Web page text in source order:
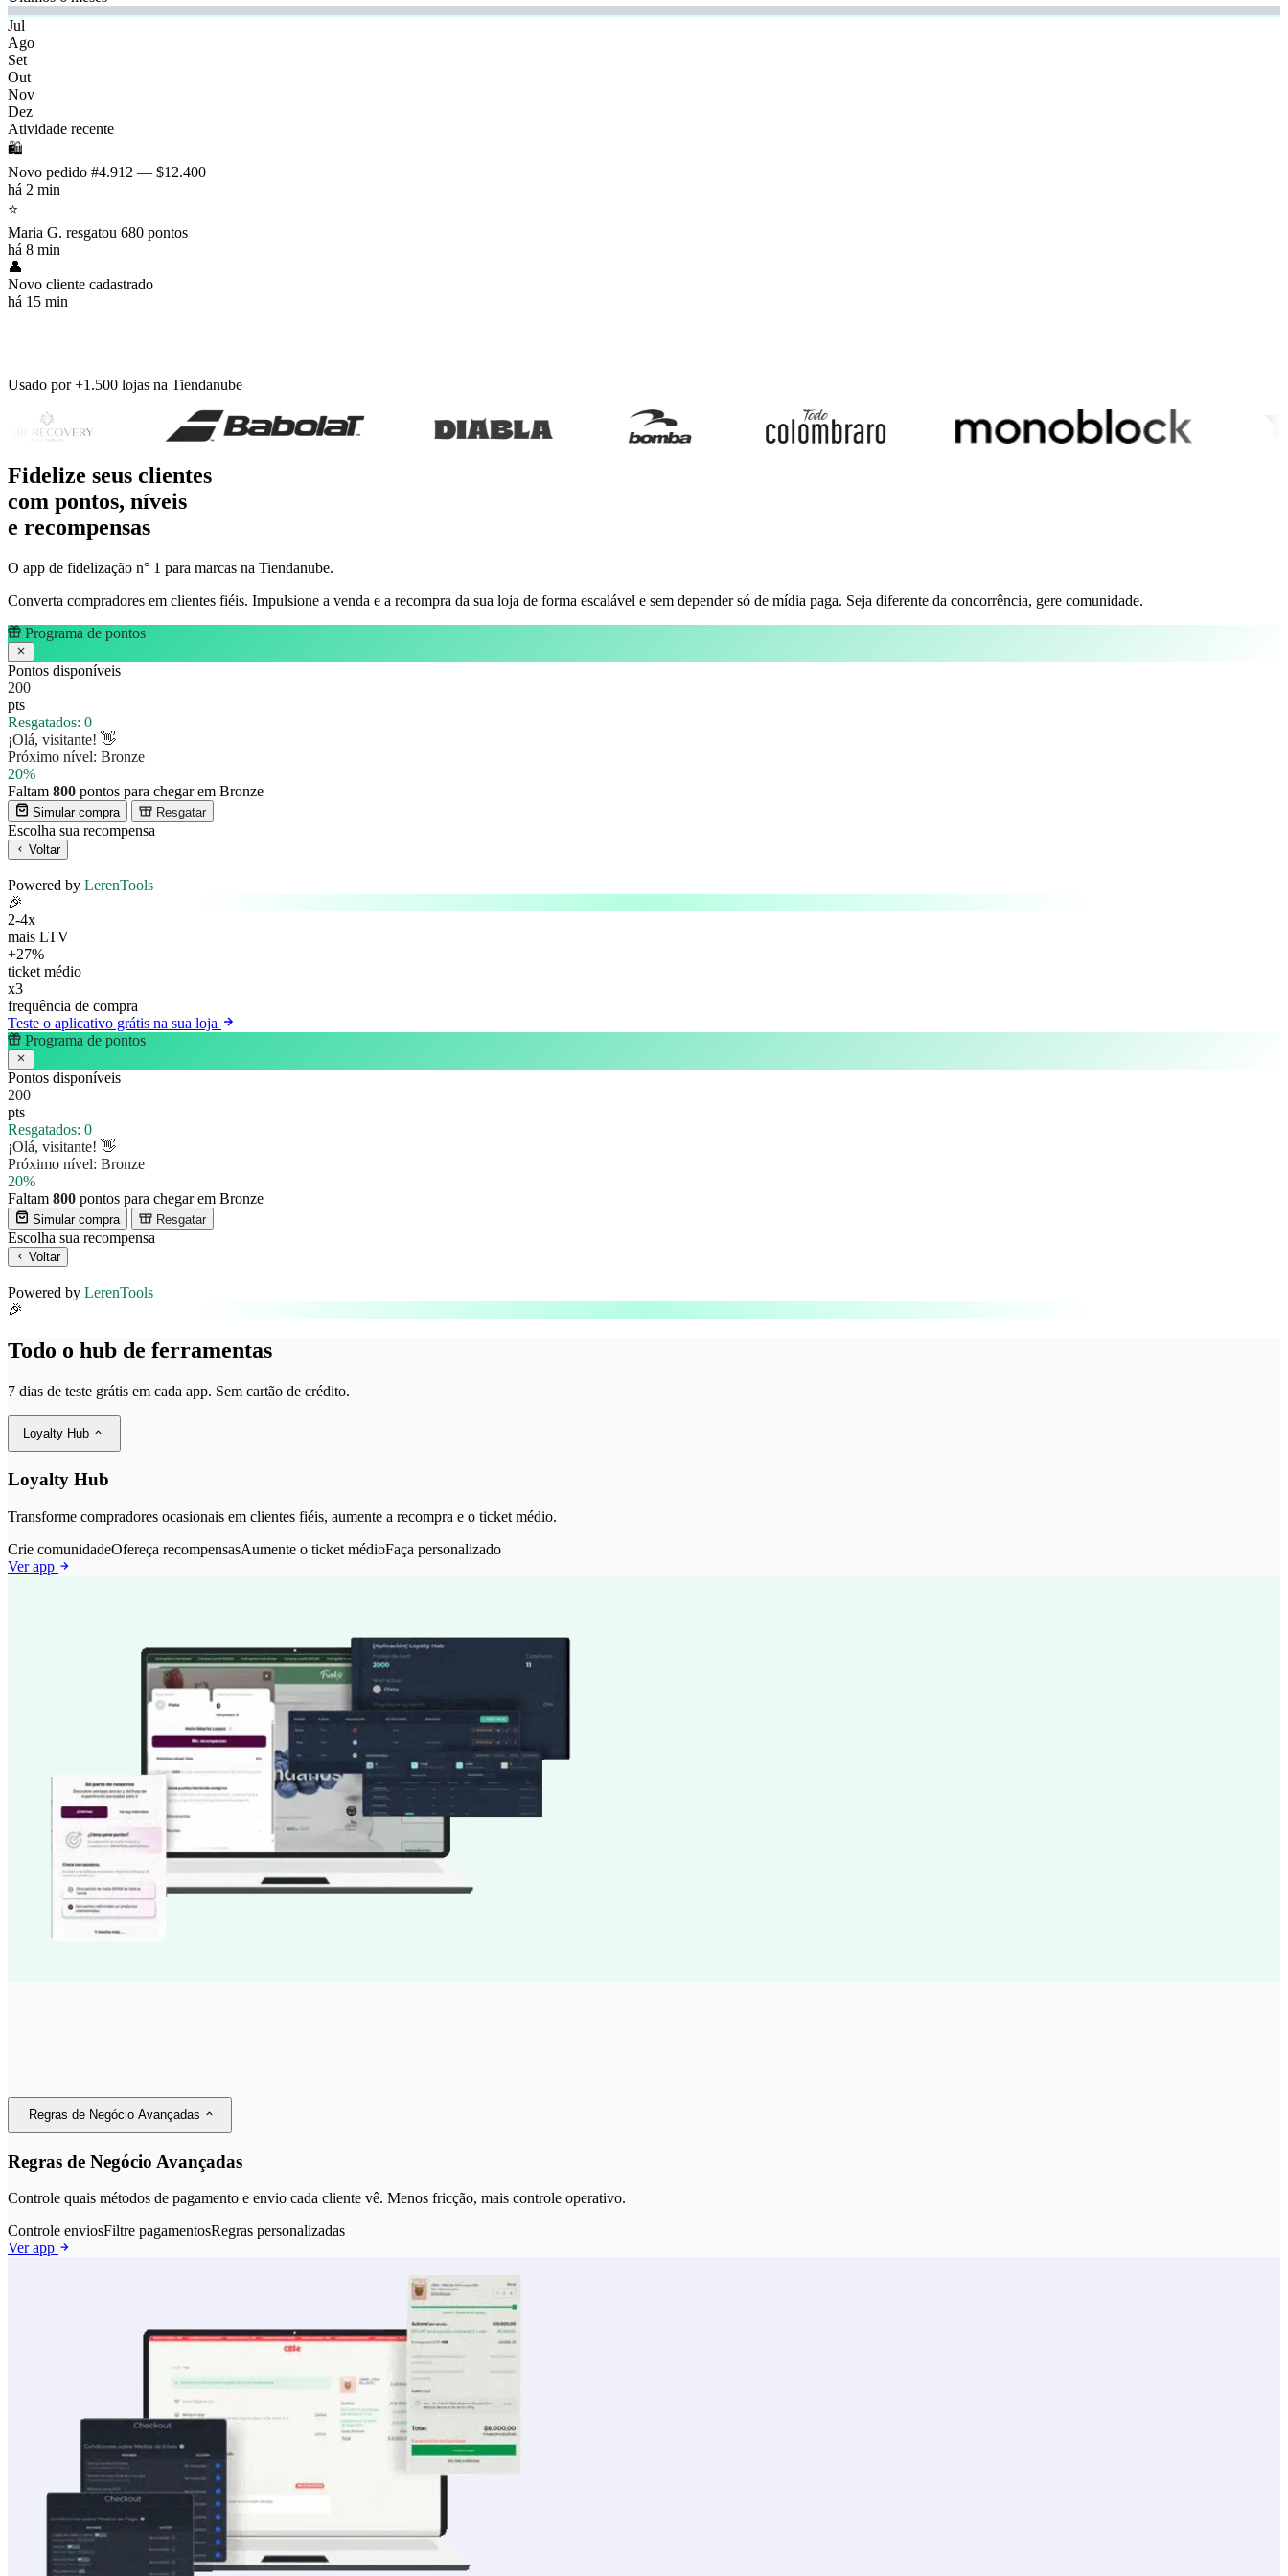
Jul
Ago
Set
Out
Nov
Dez
Atividade recente
🛍️
Novo pedido #4.912 — $12.400
há 2 min
⭐
Maria G. resgatou 680 pontos
há 8 min
👤
Novo cliente cadastrado
há 15 min
Usado por +1.500 lojas na Tiendanube
Fidelize seus clientes
com pontos, níveis
e recompensas
O app de fidelização n° 1 para marcas na Tiendanube.
Converta compradores em clientes fiéis. Impulsione a venda e a recompra da sua loja de forma escalável e sem depender só de mídia paga. Seja diferente da concorrência, gere comunidade.
Programa de pontos
Pontos disponíveis
200
pts
Resgatados: 0
¡Olá, visitante! 👋
Próximo nível: Bronze
20%
Faltam 800 pontos para chegar em Bronze
Simular compra Resgatar
Escolha sua recompensa
Voltar
Powered by LerenTools
🎉
2-4x
mais LTV
+27%
ticket médio
x3
frequência de compra
Teste o aplicativo grátis na sua loja
Programa de pontos
Pontos disponíveis
200
pts
Resgatados: 0
¡Olá, visitante! 👋
Próximo nível: Bronze
20%
Faltam 800 pontos para chegar em Bronze
Simular compra Resgatar
Escolha sua recompensa
Voltar
Powered by LerenTools
🎉
Todo o hub de ferramentas
7 dias de teste grátis em cada app. Sem cartão de crédito.
Loyalty Hub
Loyalty Hub
Transforme compradores ocasionais em clientes fiéis, aumente a recompra e o ticket médio.
Crie comunidadeOfereça recompensasAumente o ticket médioFaça personalizado
Ver app
Regras de Negócio Avançadas
Regras de Negócio Avançadas
Controle quais métodos de pagamento e envio cada cliente vê. Menos fricção, mais controle operativo.
Controle enviosFiltre pagamentosRegras personalizadas
Ver app